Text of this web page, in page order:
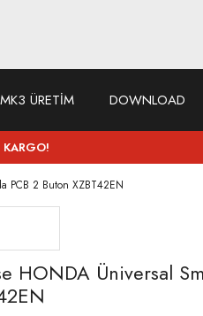
MK3 ÜRETİM DOWNLOAD
PCB 2 Buton XZBT42EN
HONDA Üniversal